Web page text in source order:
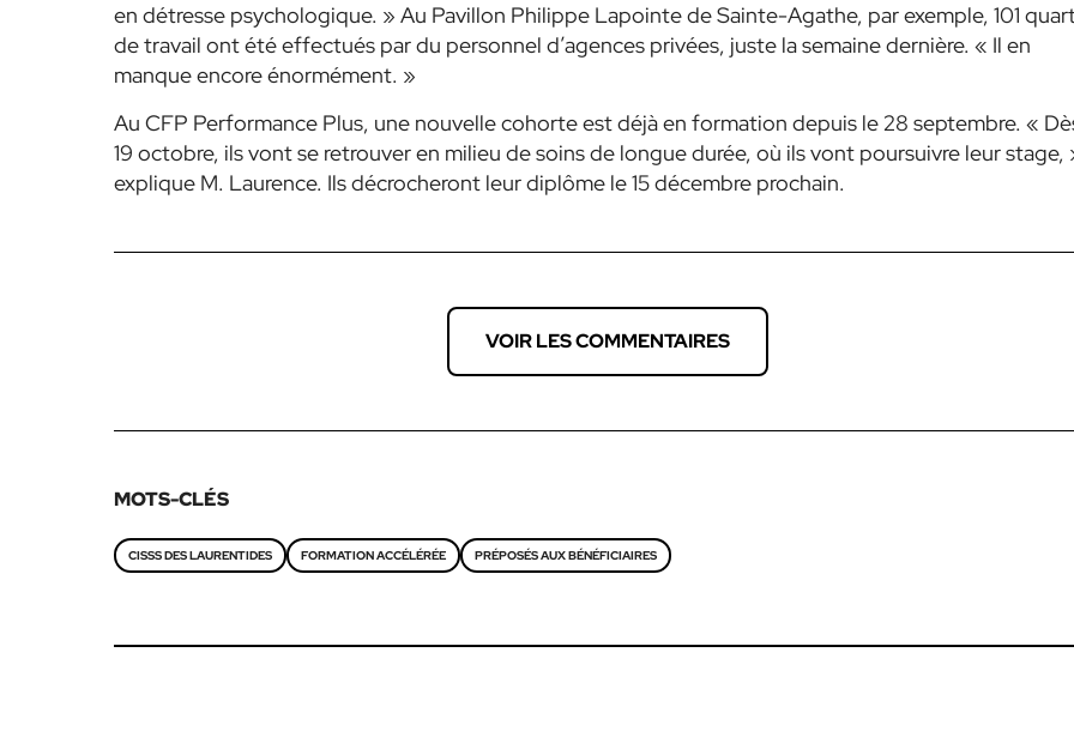
en détresse psychologique. » Au Pavillon Philippe Lapointe de Sainte-Agathe, par exemple, 101
de travail ont été effectués par du personnel d’agences privées, juste la semaine dernière. « Il en
manque encore énormément. »
Au CFP Performance Plus, une nouvelle cohorte est déjà en formation depuis le 28 septembre. «
19 octobre, ils vont se retrouver en milieu de soins de longue durée, où ils vont poursuivre leur stage,
explique M. Laurence. Ils décrocheront leur diplôme le 15 décembre prochain.
VOIR LES COMMENTAIRES
MOTS-CLÉS
CISSS DES LAURENTIDES FORMATION ACCÉLÉRÉE PRÉPOSÉS AUX BÉNÉFICIAIRES